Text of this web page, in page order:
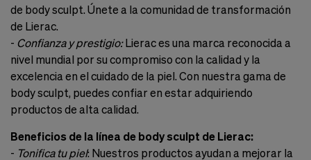
de body sculpt. Únete a la comunidad de transformación
de Lierac.
- Confianza y prestigio:Lierac es una marca reconocida a
nivel mundial por su compromiso con la calidad y la
excelencia en el cuidado de la piel. Con nuestra gama de
body sculpt, puedes confiar en estar adquiriendo
productos de alta calidad.
Beneficios de la línea de body sculpt de Lierac:
- Tonifica tu piel: Nuestros productos ayudan a mejorar la